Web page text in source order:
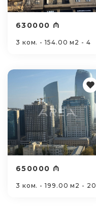
630000 ₼
3 ком. - 154.00 м2 - 4
650000 ₼
3 ком. - 199.00 м2 - 20